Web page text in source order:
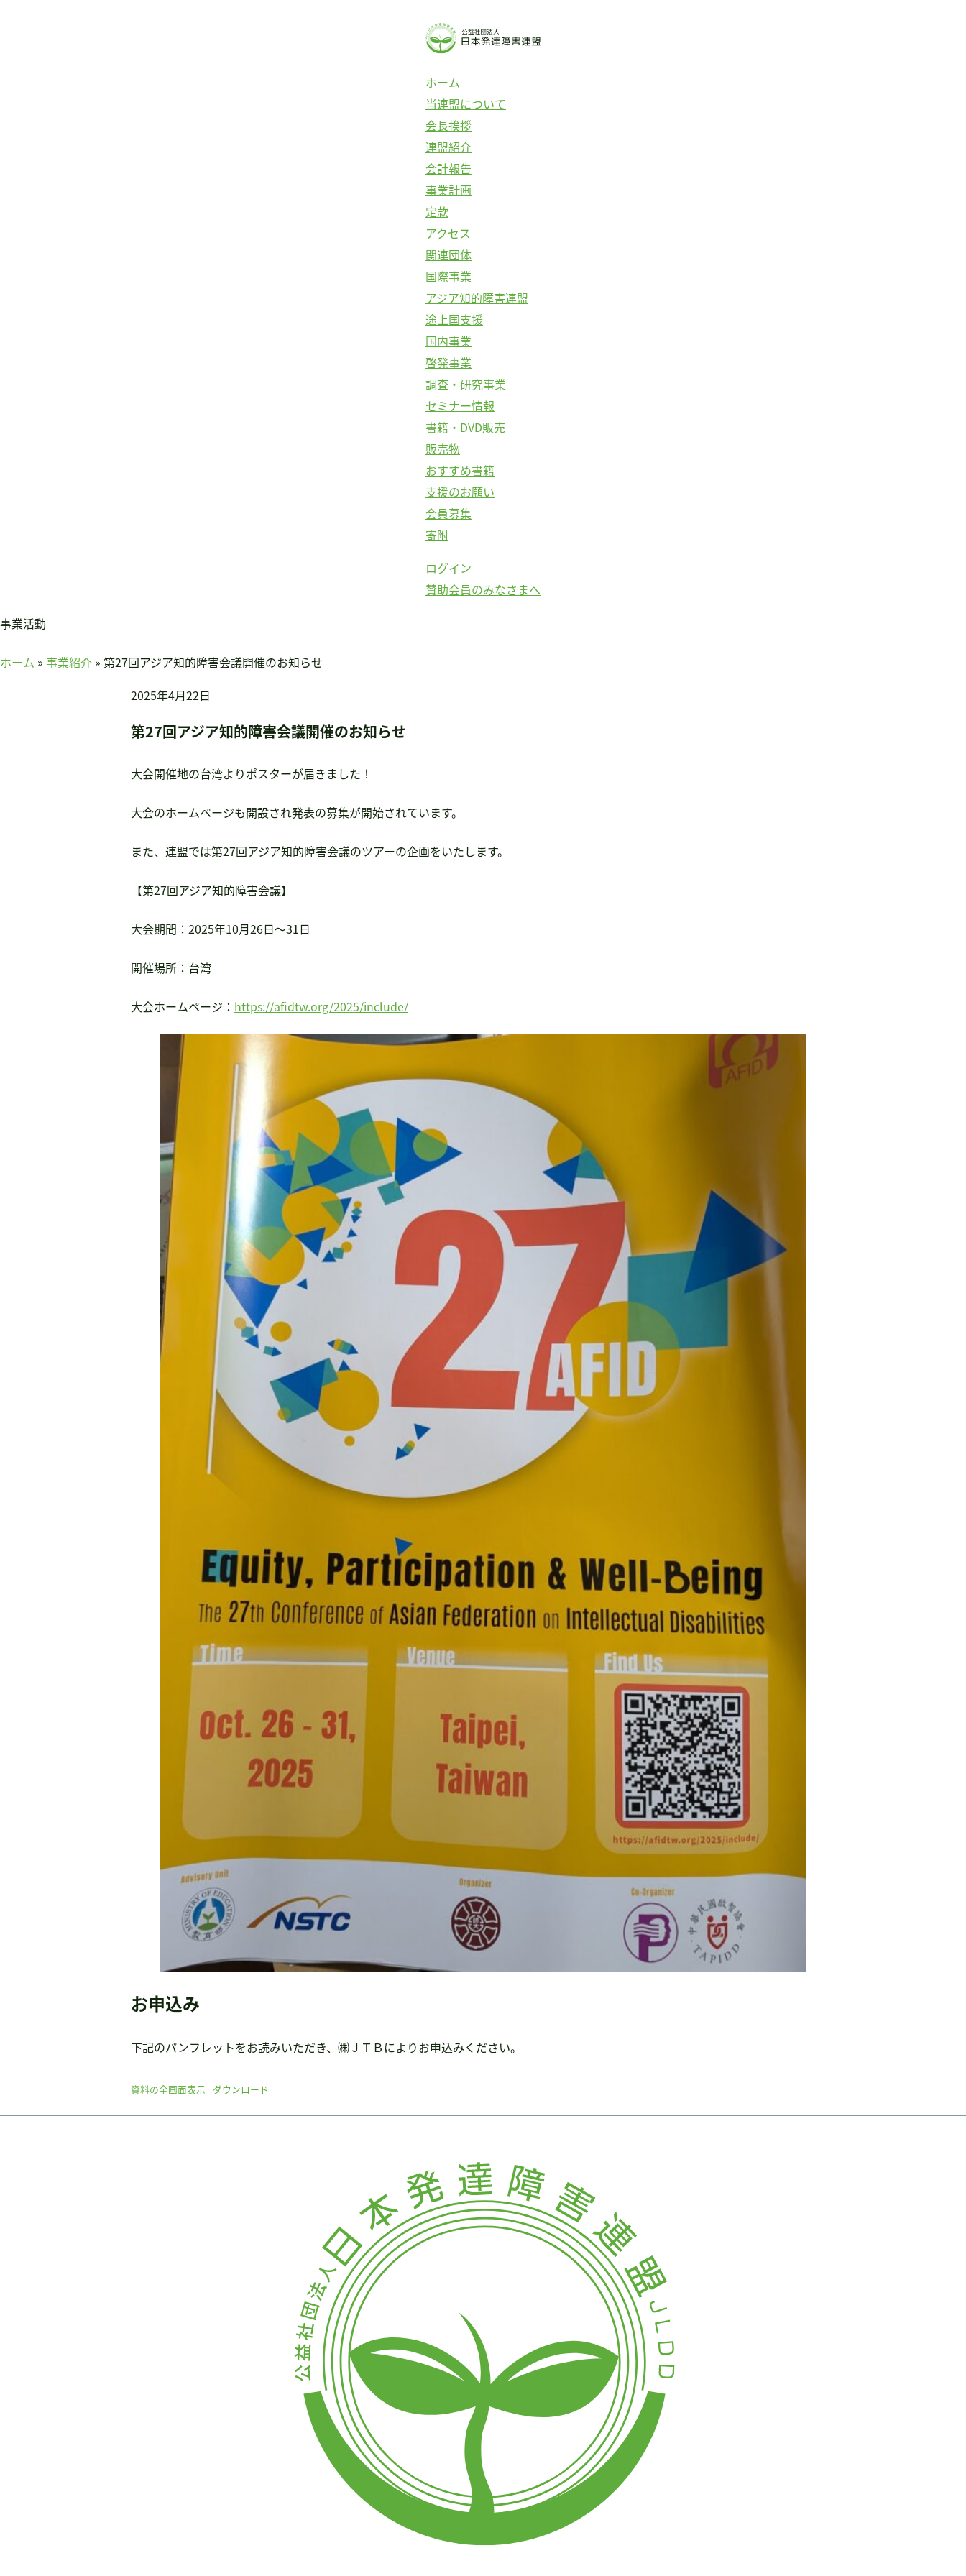
ホーム
当連盟について
会長挨拶
連盟紹介
会計報告
事業計画
定款
アクセス
関連団体
国際事業
アジア知的障害連盟
途上国支援
国内事業
啓発事業
調査・研究事業
セミナー情報
書籍・DVD販売
販売物
おすすめ書籍
支援のお願い
会員募集
寄附
ログイン
賛助会員のみなさまへ
事業活動
ホーム » 事業紹介 » 第27回アジア知的障害会議開催のお知らせ
2025年4月22日
第27回アジア知的障害会議開催のお知らせ
大会開催地の台湾よりポスターが届きました！
大会のホームページも開設され発表の募集が開始されています。
また、連盟では第27回アジア知的障害会議のツアーの企画をいたします。
【第27回アジア知的障害会議】
大会期間：2025年10月26日～31日
開催場所：台湾
大会ホームページ： https://afidtw.org/2025/include/
お申込み
下記のパンフレットをお読みいただき、㈱ＪＴＢによりお申込みください。
資料の全画面表示 ダウンロード
当連盟について
会長挨拶
定款
関連団体
アジア知的障害連盟
国内事業
啓発事業
セミナー情報
書籍・DVD販売
支援のお願い
会員募集
寄附